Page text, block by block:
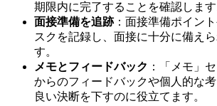
期限内に完了することを確認します
面接準備を追跡：面接準備ポイン
スクを記録し、面接に十分に備え
す。
メモとフィードバック ：「メモ」
からのフィードバックや個人的な
良い決断を下すのに役立てます。